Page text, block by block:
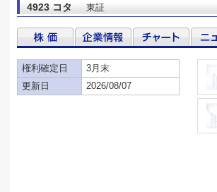
4923 コタ 東証
権利確定日
3月末
更新日
2026/08/07